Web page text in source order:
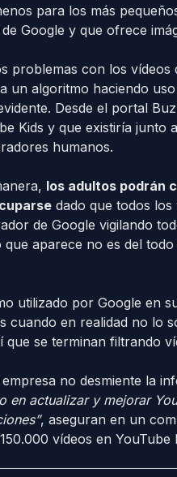
para los más
Google y que ofrece
problemas con los vídeos
un algoritmo haciendo
Desde el portal
Kids y que existiría junto
humanos.
los adultos podrán
dado que todos los
de Google vigilando
que aparece no es del
utilizado por Google en
cuando en realidad no lo
que se terminan filtrando
empresa no desmiente la
en actualizar y mejorar
, aseguran en un
vídeos en